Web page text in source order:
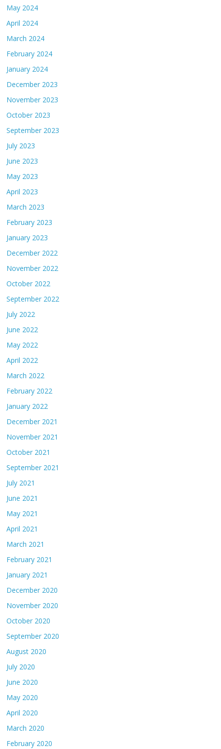
May 2024
April 2024
March 2024
February 2024
January 2024
December 2023
November 2023
October 2023
September 2023
July 2023
June 2023
May 2023
April 2023
March 2023
February 2023
January 2023
December 2022
November 2022
October 2022
September 2022
July 2022
June 2022
May 2022
April 2022
March 2022
February 2022
January 2022
December 2021
November 2021
October 2021
September 2021
July 2021
June 2021
May 2021
April 2021
March 2021
February 2021
January 2021
December 2020
November 2020
October 2020
September 2020
August 2020
July 2020
June 2020
May 2020
April 2020
March 2020
February 2020